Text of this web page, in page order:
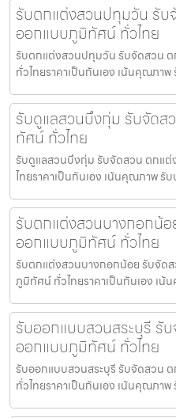
รับตกแต่งสวนปทุมวัน รับ
ออกแบบภูมิทัศน์ ทั่วไทย
รับตกแต่งสวนปทุมวัน รับจัดสวน
ทั่วไทยราคาเป็นกันเอง เน้นคุณภา
รับดูแลสวนบึงกุ่ม รับจัด
ทัศน์ ทั่วไทย
รับดูแลสวนบึงกุ่ม รับจัดสวน ตกแ
ไทยราคาเป็นกันเอง เน้นคุณภาพ รั
รับตกแต่งสวนบางกอกน้
ออกแบบภูมิทัศน์ ทั่วไทย
รับตกแต่งสวนบางกอกน้อย รับจัด
ภูมิทัศน์ ทั่วไทยราคาเป็นกันเอง เ
รับออกแบบสวนสระบุรี รั
ออกแบบภูมิทัศน์ ทั่วไทย
รับออกแบบสวนสระบุรี รับจัดสวน
ทั่วไทยราคาเป็นกันเอง เน้นคุณภา